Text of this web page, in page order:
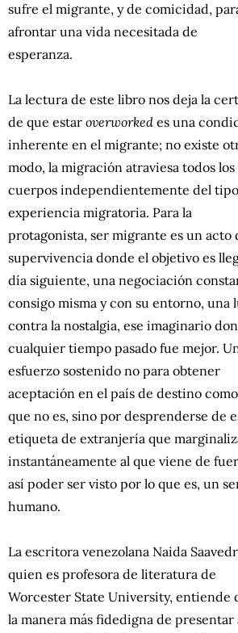
sufre el migrante, y de comicidad,
afrontar una vida necesitada de
esperanza.
La lectura de este libro nos deja la
de que estar overworked es una
inherente en el migrante; no existe
modo, la migración atraviesa todos los
cuerpos independientemente del
experiencia migratoria. Para la
protagonista, ser migrante es un acto
supervivencia donde el objetivo es
día siguiente, una negociación
consigo misma y con su entorno, una
contra la nostalgia, ese imaginario
cualquier tiempo pasado fue mejor.
esfuerzo sostenido no para obtener
aceptación en el país de destino
que no es, sino por desprenderse de
etiqueta de extranjería que
instantáneamente al que viene de
así poder ser visto por lo que es, un
humano.
La escritora venezolana Naida
quien es profesora de literatura de
Worcester State University, entiende
la manera más fidedigna de presentar